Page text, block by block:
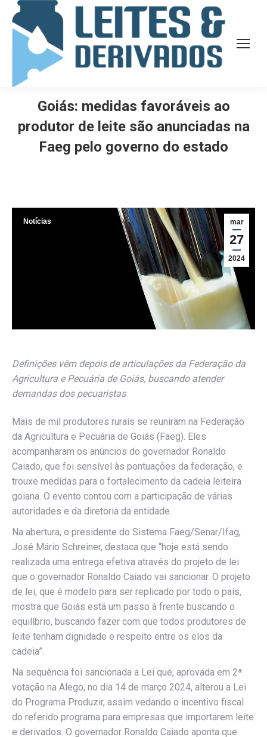
Goiás: medidas favoráveis ao
produtor de leite são anunciadas na
Faeg pelo governo do estado
mar
27
2024
Notícias
Definições vêm depois de articulações da Federação da
Agricultura e Pecuária de Goiás, buscando atender
demandas dos pecuaristas
Mais de mil produtores rurais se reuniram na Federação
da Agricultura e Pecuária de Goiás (Faeg). Eles
acompanharam os anúncios do governador Ronaldo
Caiado, que foi sensível às pontuações da federação, e
trouxe medidas para o fortalecimento da cadeia leiteira
goiana. O evento contou com a participação de várias
autoridades e da diretoria da entidade.
Na abertura, o presidente do Sistema Faeg/Senar/Ifag,
José Mário Schreiner, destaca que “hoje está sendo
realizada uma entrega efetiva através do projeto de lei
que o governador Ronaldo Caiado vai sancionar. O projeto
de lei, que é modelo para ser replicado por todo o país,
mostra que Goiás está um passo à frente buscando o
equilíbrio, buscando fazer com que todos produtores de
leite tenham dignidade e respeito entre os elos da
cadeia”.
Na sequência foi sancionada a Lei que, aprovada em 2ª
votação na Alego, no dia 14 de março 2024, alterou a Lei
do Programa Produzir, assim vedando o incentivo fiscal
do referido programa para empresas que importarem leite
e derivados. O governador Ronaldo Caiado aponta que